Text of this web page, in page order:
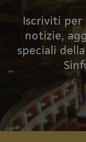
Iscriviti per
notizie,
speciali